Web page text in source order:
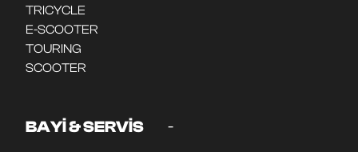
TRICYCLE
E-SCOOTER
TOURING
SCOOTER
BAYİ & SERVİS -